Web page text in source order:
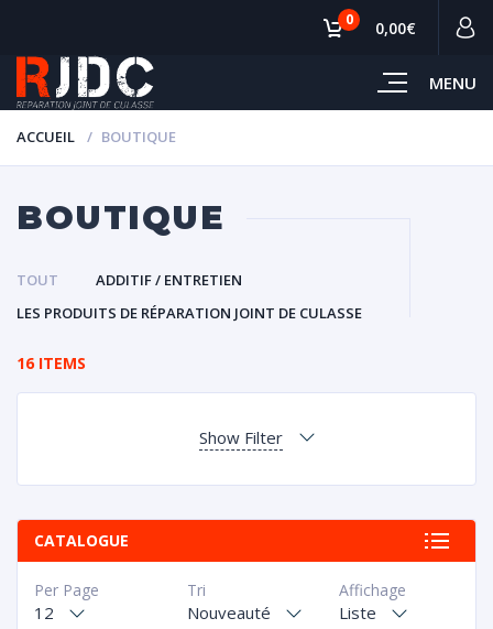
MENU
0 0,00€
ACCUEIL BOUTIQUE
BOUTIQUE
TOUT
ADDITIF / ENTRETIEN
LES PRODUITS DE RÉPARATION JOINT DE CULASSE
16 ITEMS
Show Filter
CATALOGUE
Affichage
Liste
Tri
Nouveauté
Per Page
12